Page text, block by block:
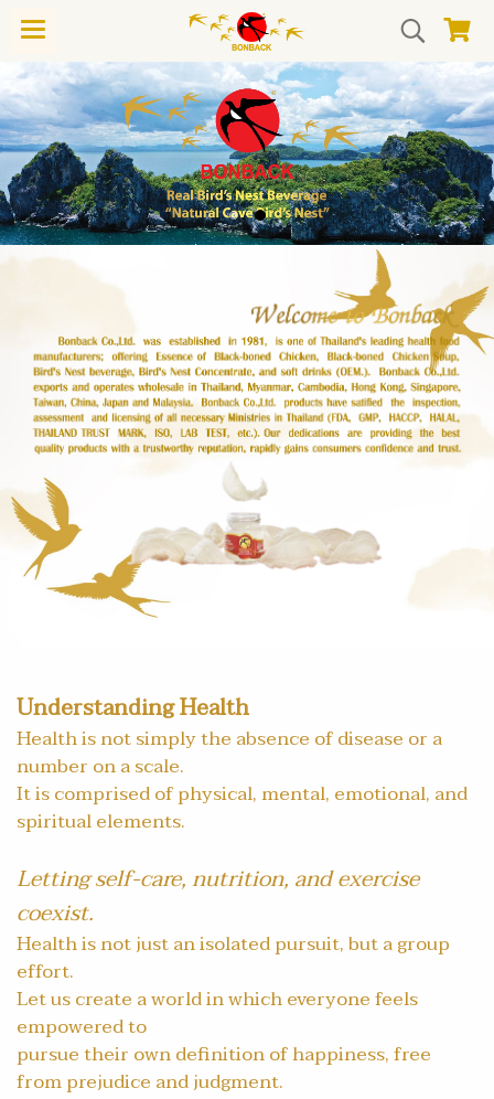
Understanding Health
Health is not simply the absence of disease or a
number on a scale.
It is comprised of physical, mental, emotional, and
spiritual elements.
Letting self-care, nutrition, and exercise
coexist.
Health is not just an isolated pursuit, but a group
effort.
Let us create a world in which everyone feels
empowered to
pursue their own definition of happiness, free
from prejudice and judgment.